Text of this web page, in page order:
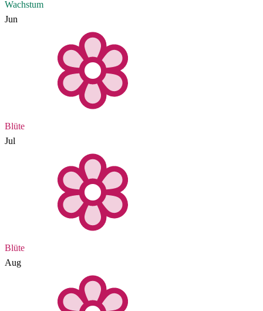
Wachstum
Jun
Blüte
Jul
Blüte
Aug